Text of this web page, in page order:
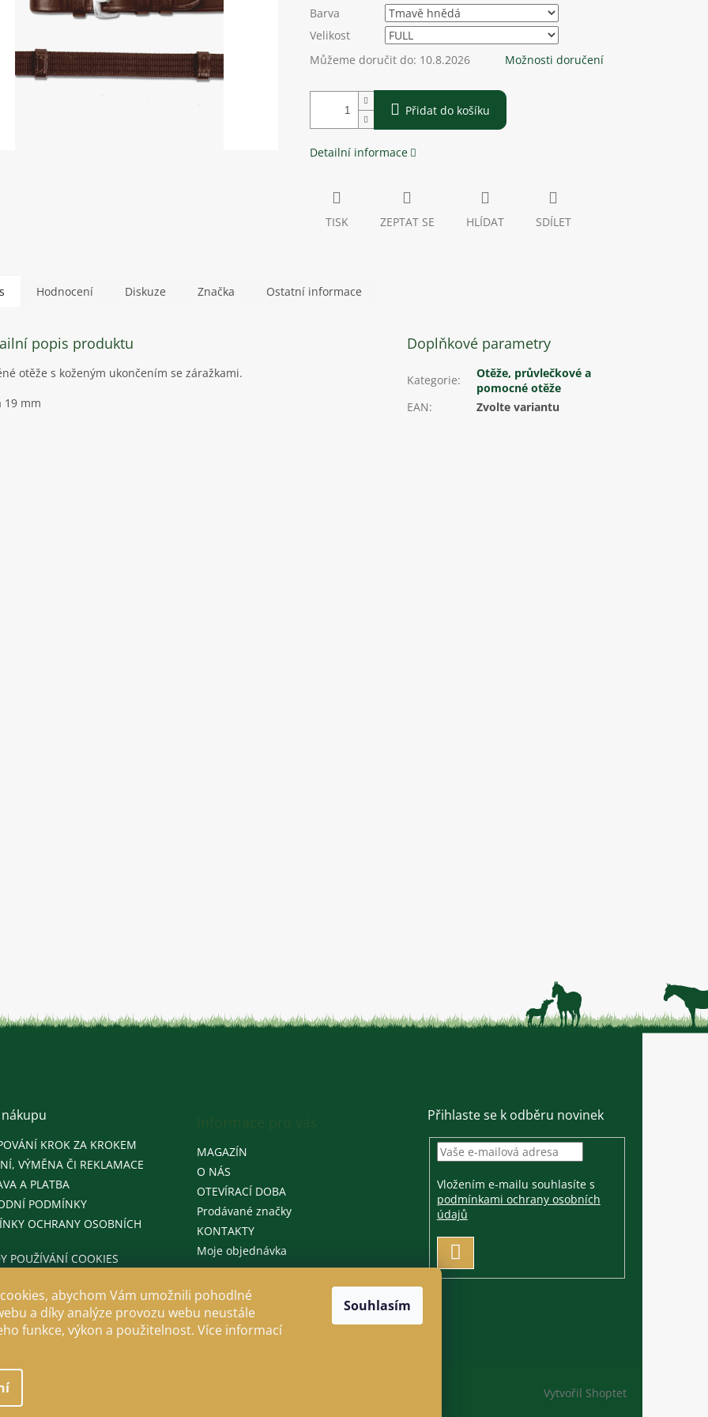
abychom Vám umožnili pohodlné
a díky analýze provozu webu neustále
funkce, výkon a použitelnost. Více informací
Souhlasím
Barva
Velikost
Můžeme doručit do: 10.8.2026 Možnosti doručení
Přidat do košíku
Detailní informace
TISK ZEPTAT SE HLÍDAT SDÍLET
Hodnocení Diskuze Značka Ostatní informace
popis produktu
otěže s koženým ukončením se záražkami.
19 mm
Doplňkové parametry
Kategorie:
Otěže, průvlečkové a
pomocné otěže
EAN: Zvolte variantu
KROK ZA KROKEM
VÝMĚNA ČI REKLAMACE
A PLATBA
PODMÍNKY
OCHRANY OSOBNÍCH
POUŽÍVÁNÍ COOKIES
MAGAZÍN
O NÁS
OTEVÍRACÍ DOBA
Prodávané značky
KONTAKTY
Moje objednávka
Přihlaste se k odběru novinek
Vložením e-mailu souhlasíte s
podmínkami ochrany osobních
údajů
SE
Vytvořil Shoptet